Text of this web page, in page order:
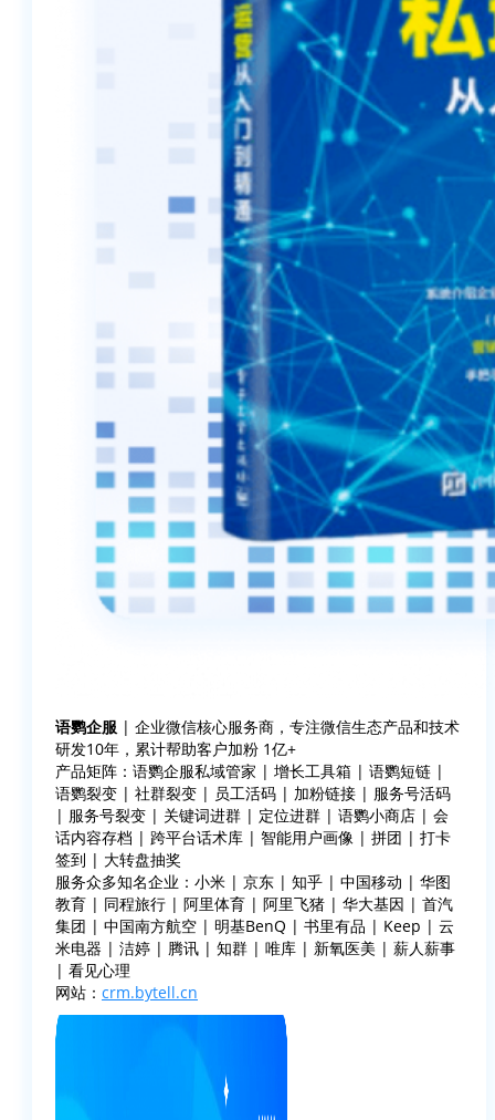
语鹦企服 | 企业微信核心服务商，专注微信生态产品和技术
研发10年，累计帮助客户加粉 1亿+
产品矩阵：语鹦企服私域管家 | 增长工具箱 | 语鹦短链 |
语鹦裂变 | 社群裂变 | 员工活码 | 加粉链接 | 服务号活码
| 服务号裂变 | 关键词进群 | 定位进群 | 语鹦小商店 | 会
话内容存档 | 跨平台话术库 | 智能用户画像 | 拼团 | 打卡
签到 | 大转盘抽奖
服务众多知名企业：小米 | 京东 | 知乎 | 中国移动 | 华图
教育 | 同程旅行 | 阿里体育 | 阿里飞猪 | 华大基因 | 首汽
集团 | 中国南方航空 | 明基BenQ | 书里有品 | Keep | 云
米电器 | 洁婷 | 腾讯 | 知群 | 唯库 | 新氧医美 | 薪人薪事
| 看见心理
网站： crm.bytell.cn